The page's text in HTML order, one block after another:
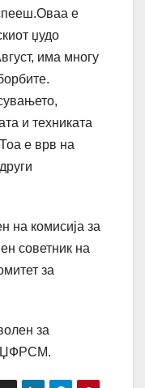
е
џудо
има многу
и техниката
е врв на
на комисија за
советник на
за
за
ЏФРСМ.